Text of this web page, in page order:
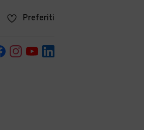
Preferiti